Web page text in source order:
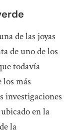
de las joyas
de uno de los
todavía
más
investigaciones
en la
la